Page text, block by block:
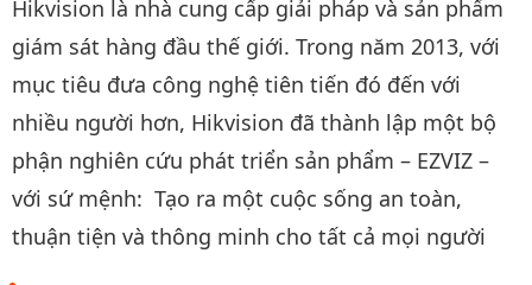
Hikvision là nhà cung cấp giải pháp và sản phẩm
giám sát hàng đầu thế giới. Trong năm 2013, với
mục tiêu đưa công nghệ tiên tiến đó đến với
nhiều người hơn, Hikvision đã thành lập một bộ
phận nghiên cứu phát triển sản phẩm – EZVIZ –
với sứ mệnh: Tạo ra một cuộc sống an toàn,
thuận tiện và thông minh cho tất cả mọi người